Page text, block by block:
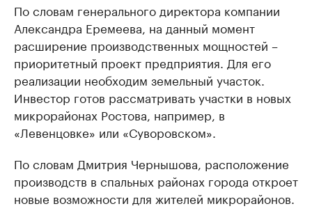
По словам генерального директора компании
Александра Еремеева, на данный момент
расширение производственных мощностей –
приоритетный проект предприятия. Для его
реализации необходим земельный участок.
Инвестор готов рассматривать участки в новых
микрорайонах Ростова, например, в
«Левенцовке» или «Суворовском».
По словам Дмитрия Чернышова, расположение
производств в спальных районах города откроет
новые возможности для жителей микрорайонов.